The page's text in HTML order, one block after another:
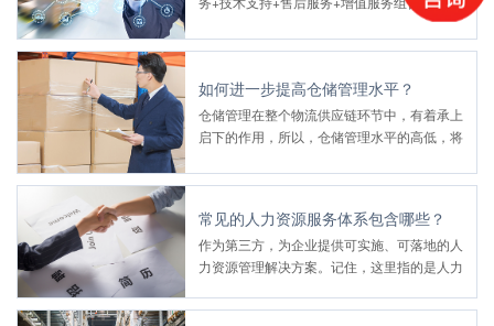
如何进一步提高仓储管理水平？
仓储管理在整个物流供应链环节中，有着承上
启下的作用，所以，仓储管理水平的高低，将
常见的人力资源服务体系包含哪些？
作为第三方，为企业提供可实施、可落地的人
力资源管理解决方案。记住，这里指的是人力
公司，提供不同专业的咨询服务。